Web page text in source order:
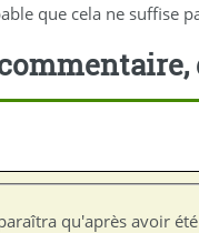
que cela ne suffise
qu'après avoir